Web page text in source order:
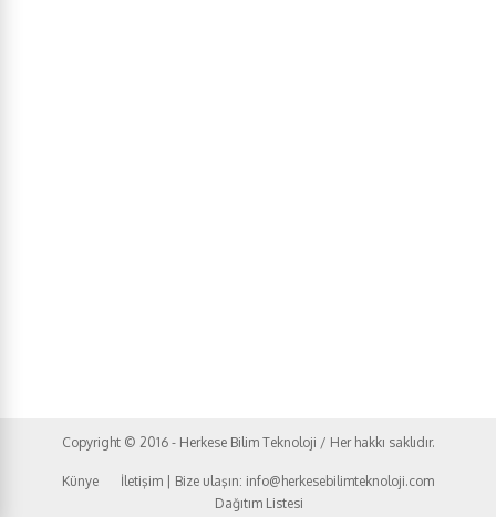
Copyright © 2016 - Herkese Bilim Teknoloji / Her hakkı saklıdır.
Künye
İletişim | Bize ulaşın: info@herkesebilimteknoloji.com
Dağıtım Listesi